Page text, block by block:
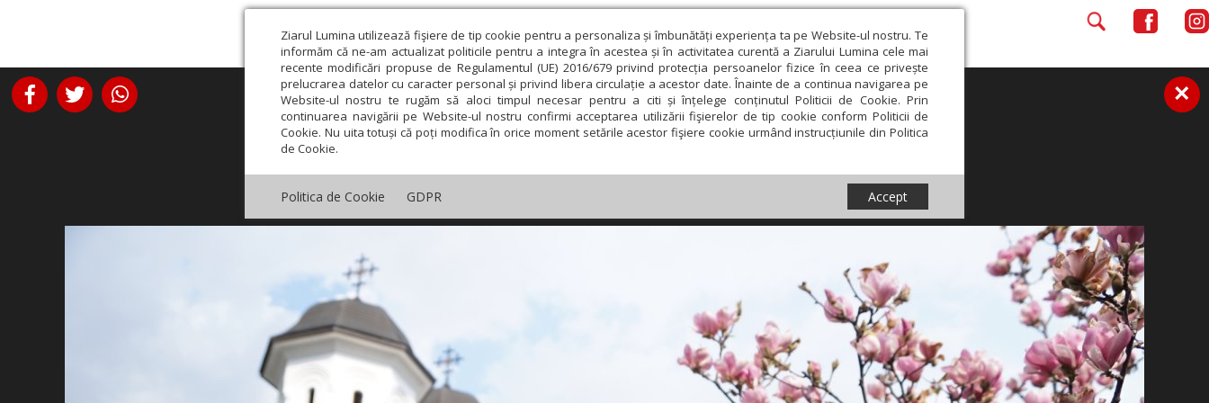
Ziarul Lumina utilizează fişiere de tip cookie pentru a personaliza și îmbunătăți experiența ta pe Website-ul nostru. Te
informăm că ne-am actualizat politicile pentru a integra în acestea și în activitatea curentă a Ziarului Lumina cele mai
recente modificări propuse de Regulamentul (UE) 2016/679 privind protecția persoanelor fizice în ceea ce privește
prelucrarea datelor cu caracter personal și privind libera circulație a acestor date. Înainte de a continua navigarea pe
Website-ul nostru te rugăm să aloci timpul necesar pentru a citi și înțelege conținutul Politicii de Cookie. Prin
continuarea navigării pe Website-ul nostru confirmi acceptarea utilizării fişierelor de tip cookie conform Politicii de
Cookie. Nu uita totuși că poți modifica în orice moment setările acestor fişiere cookie urmând instrucțiunile din Politica
de Cookie.
Politica de Cookie GDPR Accept
×